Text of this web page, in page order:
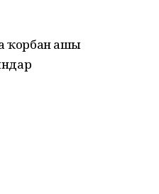
ҡорбан ашы